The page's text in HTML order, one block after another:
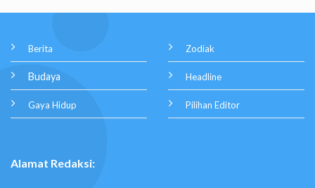
Berita
Budaya
Gaya Hidup
Zodiak
Headline
Pilihan Editor
Alamat Redaksi: